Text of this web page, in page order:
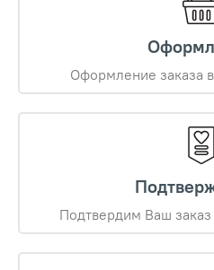
Оформление заказа
Подтвердим Ваш